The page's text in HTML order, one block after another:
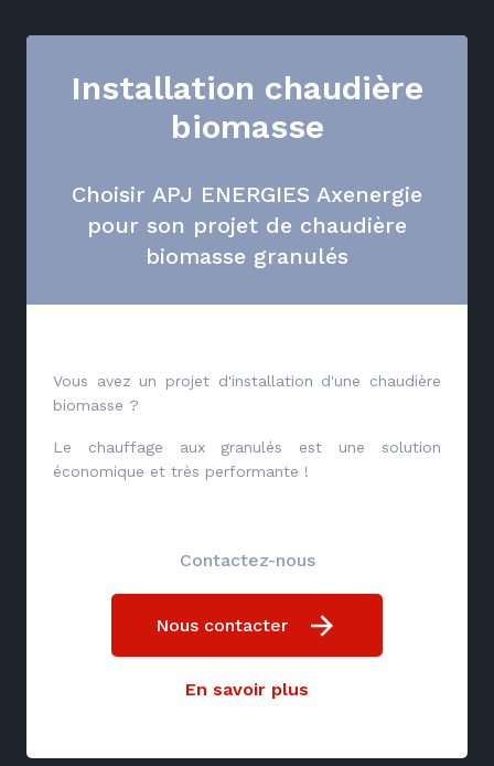
Installation chaudière
biomasse
Choisir APJ ENERGIES Axenergie
pour son projet de chaudière
biomasse granulés
Vous avez un projet d'installation d'une chaudière
biomasse ?
Le chauffage aux granulés est une solution
économique et très performante !
Contactez-nous
Nous contacter
En savoir plus